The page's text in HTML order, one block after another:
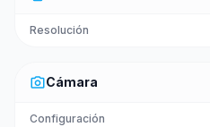
Resolución
photo_cameraCámara
Configuración